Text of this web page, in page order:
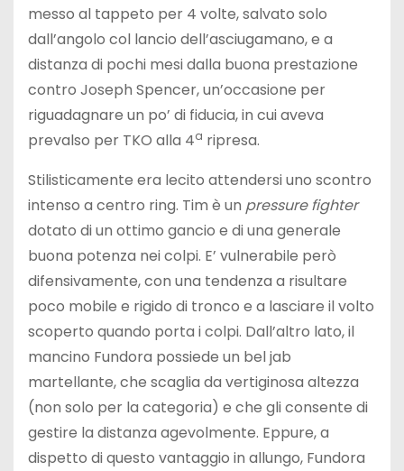
messo al tappeto per 4 volte, salvato solo
dall’angolo col lancio dell’asciugamano, e a
distanza di pochi mesi dalla buona prestazione
contro Joseph Spencer, un’occasione per
riguadagnare un po’ di fiducia, in cui aveva
prevalso per TKO alla 4a ripresa.
Stilisticamente era lecito attendersi uno scontro
intenso a centro ring. Tim è un pressure fighter
dotato di un ottimo gancio e di una generale
buona potenza nei colpi. E’ vulnerabile però
difensivamente, con una tendenza a risultare
poco mobile e rigido di tronco e a lasciare il volto
scoperto quando porta i colpi. Dall’altro lato, il
mancino Fundora possiede un bel jab
martellante, che scaglia da vertiginosa altezza
(non solo per la categoria) e che gli consente di
gestire la distanza agevolmente. Eppure, a
dispetto di questo vantaggio in allungo, Fundora